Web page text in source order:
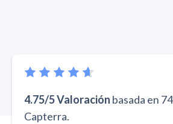
4.75/5 Valoración basada en
Capterra.